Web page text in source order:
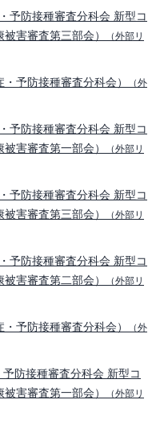
予防接種審査分科会 新型コ
害審査第三部会）
（外部リ
予防接種審査分科会）
（外
予防接種審査分科会 新型コ
害審査第一部会）
（外部リ
予防接種審査分科会 新型コ
害審査第三部会）
（外部リ
予防接種審査分科会 新型コ
害審査第二部会）
（外部リ
予防接種審査分科会）
（外
防接種審査分科会 新型コ
害審査第一部会）
（外部リ